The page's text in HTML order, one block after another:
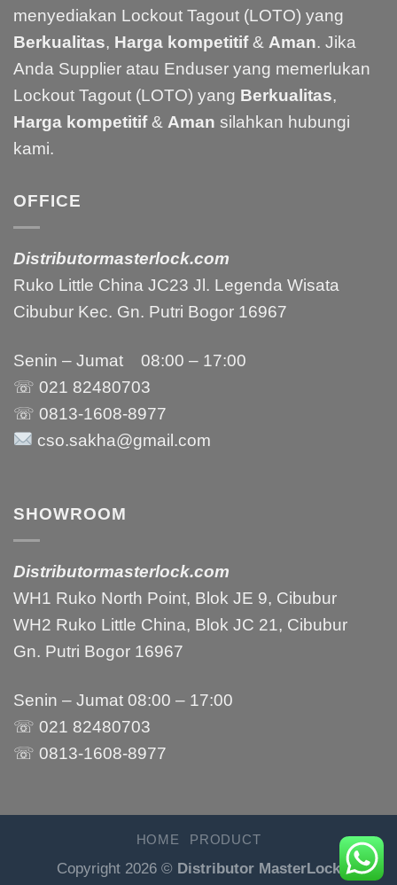
menyediakan Lockout Tagout (LOTO) yang
Berkualitas, Harga kompetitif& Aman. Jika
Anda Supplier atau Enduser yang memerlukan
Lockout Tagout (LOTO) yang Berkualitas,
Harga kompetitif& Aman silahkan hubungi
kami.
OFFICE
Distributormasterlock.com
Ruko Little China JC23 Jl. Legenda Wisata
Cibubur Kec. Gn. Putri Bogor 16967
Senin – Jumat 08:00 – 17:00
☏ 021 82480703
☏ 0813-1608-8977
cso.sakha@gmail.com
SHOWROOM
Distributormasterlock.com
WH1 Ruko North Point, Blok JE 9, Cibubur
WH2 Ruko Little China, Blok JC 21, Cibubur
Gn. Putri Bogor 16967
Senin – Jumat 08:00 – 17:00
☏ 021 82480703
☏ 0813-1608-8977
HOME PRODUCT
Copyright 2026 © Distributor MasterLock